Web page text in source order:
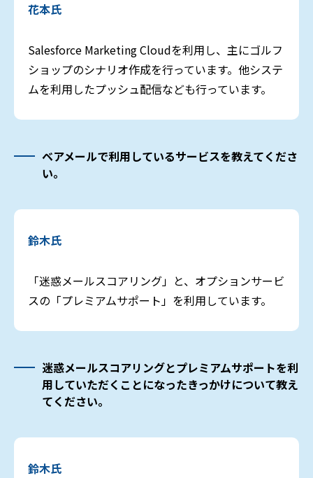
花本氏
Salesforce Marketing Cloudを利用し、主にゴルフ
ショップのシナリオ作成を行っています。他システ
ムを利用したプッシュ配信なども行っています。
ベアメールで利用しているサービスを教えてくださ
い。
鈴木氏
「迷惑メールスコアリング」と、オプションサービ
スの「プレミアムサポート」を利用しています。
迷惑メールスコアリングとプレミアムサポートを利
用していただくことになったきっかけについて教え
てください。
鈴木氏